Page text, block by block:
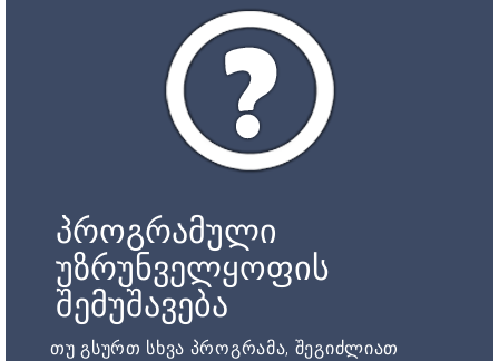
პროგრამული
უზრუნველყოფის
შემუშავება
თუ გსურთ სხვა პროგრამა, შეგიძლიათ